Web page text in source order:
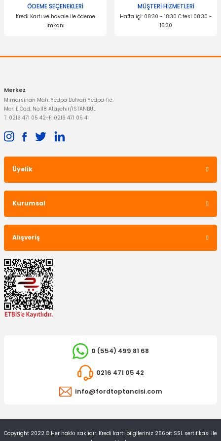
Bu ürüne benzer farklı alternatifler olmalı.
ÖDEME SEÇENEKLERİ
Kredi Kartı ve havale ile ödeme
imkanı
MÜŞTERİ HİZMETLERİ
Hafta içi: 08:30 - 18:30 C.tesi 08:30 -
15:30
Merkez
Mimarsinan Mah. Yedpa Bulvarı Yedpa Tic.
Mer. E Cad. No:118 Ataşehir/İSTANBUL
T: 0216 471 05 42-F: 0216 471 05 41
Üyelik
Kurumsal
Alışveriş
0 (554) 499 81 68
0216 471 05 42
info@fordtoptancisi.com
Copyright 2022 © Her hakkı saklıdır. Kredi kartı bilgileriniz 256bit SSL sertifikası ile